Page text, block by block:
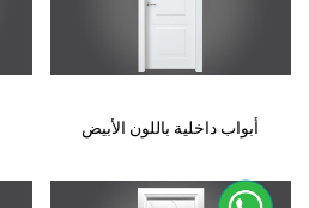
أبواب داخلية باللون الأبيض